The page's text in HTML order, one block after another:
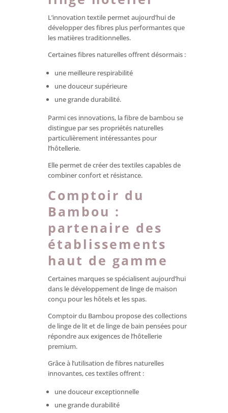
L’innovation textile permet aujourd’hui de
développer des fibres plus performantes que
les matières traditionnelles.
Certaines fibres naturelles offrent désormais :
une meilleure respirabilité
une douceur supérieure
une grande durabilité.
Parmi ces innovations, la fibre de bambou se
distingue par ses propriétés naturelles
particulièrement intéressantes pour
l’hôtellerie.
Elle permet de créer des textiles capables de
combiner confort et résistance.
Comptoir du
Bambou :
partenaire des
établissements
haut de gamme
Certaines marques se spécialisent aujourd’hui
dans le développement de linge de maison
conçu pour les hôtels et les spas.
Comptoir du Bambou propose des collections
de linge de lit et de linge de bain pensées pour
répondre aux exigences de l’hôtellerie
premium.
Grâce à l’utilisation de fibres naturelles
innovantes, ces textiles offrent :
une douceur exceptionnelle
une grande durabilité